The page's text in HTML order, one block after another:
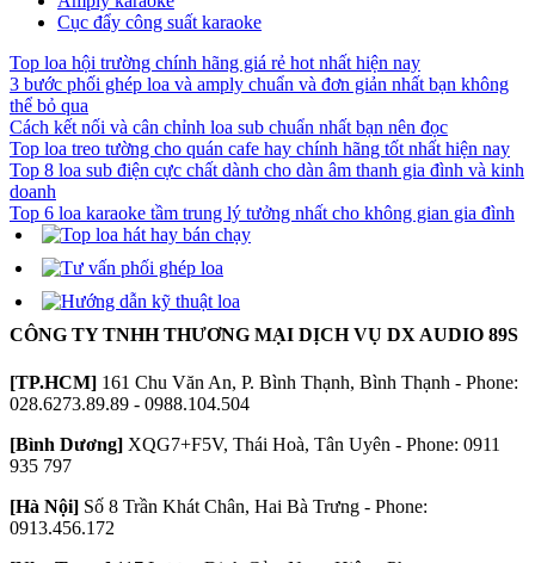
Cục đẩy công suất karaoke
Top loa hội trường chính hãng giá rẻ hot nhất hiện nay
3 bước phối ghép loa và amply chuẩn và đơn giản nhất bạn không
thể bỏ qua
Cách kết nối và cân chỉnh loa sub chuẩn nhất bạn nên đọc
Top loa treo tường cho quán cafe hay chính hãng tốt nhất hiện nay
Top 8 loa sub điện cực chất dành cho dàn âm thanh gia đình và kinh
doanh
Top 6 loa karaoke tầm trung lý tưởng nhất cho không gian gia đình
CÔNG TY TNHH THƯƠNG MẠI DỊCH VỤ DX AUDIO 89S
[TP.HCM] 161 Chu Văn An, P. Bình Thạnh, Bình Thạnh - Phone:
028.6273.89.89 - 0988.104.504
[Bình Dương] XQG7+F5V, Thái Hoà, Tân Uyên - Phone: 0911
935 797
[Hà Nội] Số 8 Trần Khát Chân, Hai Bà Trưng - Phone:
0913.456.172